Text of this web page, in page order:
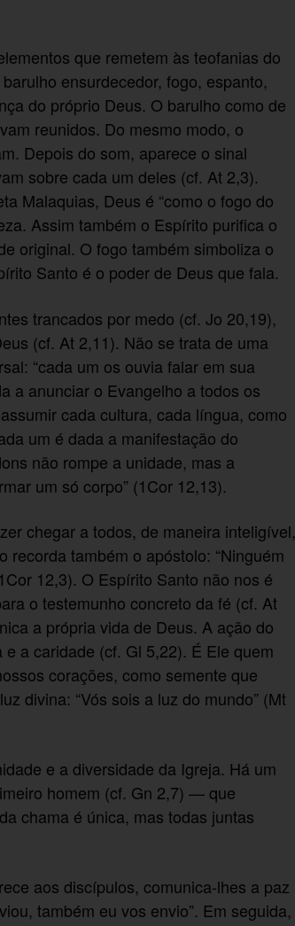
que remetem às teofanias do
ensurdecedor, fogo, espanto,
do próprio Deus. O barulho como de
reunidos. Do mesmo modo, o
Depois do som, aparece o sinal
sobre cada um deles (cf. At 2,3).
Malaquias, Deus é “como o fogo do
Assim também o Espírito purifica o
original. O fogo também simboliza o
Santo é o poder de Deus que fala.
trancados por medo (cf. Jo 20,19),
(cf. At 2,11). Não se trata de uma
“cada um os ouvia falar em sua
a anunciar o Evangelho a todos os
cada cultura, cada língua, como
um é dada a manifestação do
não rompe a unidade, mas a
um só corpo” (1Cor 12,13).
chegar a todos, de maneira inteligível,
também o apóstolo: “Ninguém
12,3). O Espírito Santo não nos é
o testemunho concreto da fé (cf. At
a própria vida de Deus. A ação do
a caridade (cf. Gl 5,22). É Ele quem
corações, como semente que
divina: “Vós sois a luz do mundo” (Mt
e a diversidade da Igreja. Há um
homem (cf. Gn 2,7) — que
chama é única, mas todas juntas
aos discípulos, comunica-lhes a paz
também eu vos envio”. Em seguida,